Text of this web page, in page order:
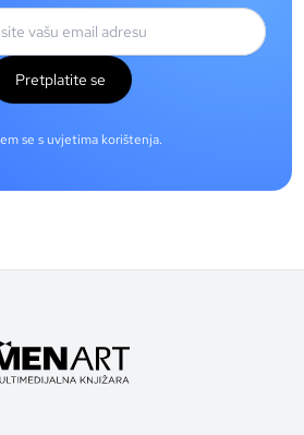
Pretplatite se
se s uvjetima korištenja.